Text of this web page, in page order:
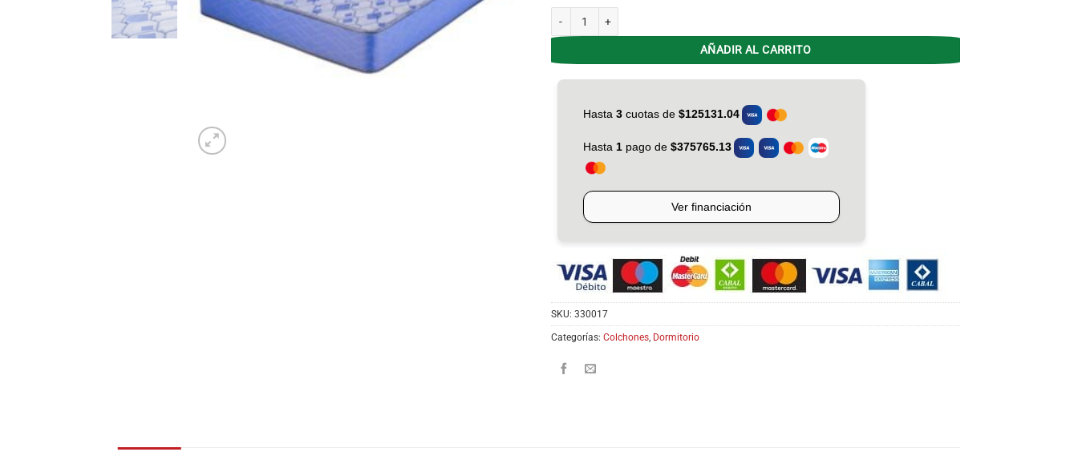
AÑADIR AL CARRITO
SKU: 330017
Categorías: Colchones, Dormitorio